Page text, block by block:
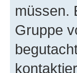
müssen.
Gruppe